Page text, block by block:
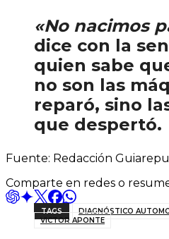
«No nacimos
dice con la
quien sabe
no son las
reparó, sino
que despertó.
Fuente: Redacción
Comparte en redes o
TAGS DIAGNÓSTICO
VICTOR APONTE